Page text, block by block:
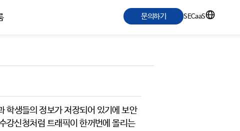
문의하기 SECaaS
학생들의 정보가 저장되어 있기에 보안
강신청처럼 트래픽이 한꺼번에 몰리는